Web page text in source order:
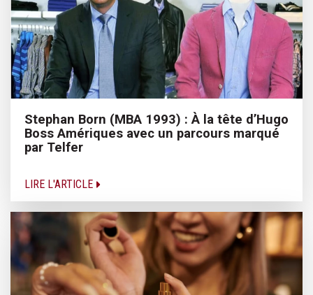
Stephan Born (MBA 1993) : À la tête d’Hugo
Boss Amériques avec un parcours marqué
par Telfer
LIRE L'ARTICLE